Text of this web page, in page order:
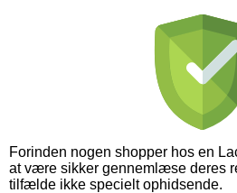
Forinden nogen shopper hos en
at være sikker gennemlæse deres
tilfælde ikke specielt ophidsende.